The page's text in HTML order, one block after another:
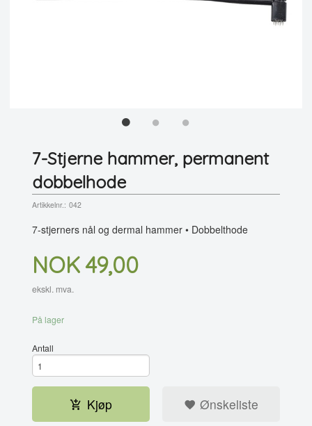
7-Stjerne hammer, permanent
dobbelhode
Artikkelnr.: 042
7-stjerners nål og dermal hammer • Dobbelthode
Pris
NOK49,00
ekskl. mva.
På lager
Antall
Kjøp Ønskeliste